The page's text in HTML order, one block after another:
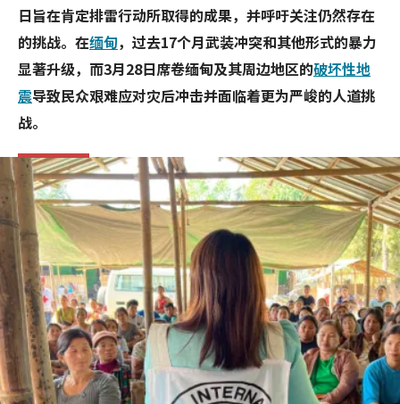
日旨在肯定排雷行动所取得的成果，并呼吁关注仍然存在
的挑战。在缅甸，过去17个月武装冲突和其他形式的暴力
显著升级，而3月28日席卷缅甸及其周边地区的破坏性地
震导致民众艰难应对灾后冲击并面临着更为严峻的人道挑
战。